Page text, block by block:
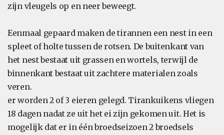
zijn vleugels op en neer beweegt.
Eenmaal gepaard maken de tirannen een nest in een
spleet of holte tussen de rotsen. De buitenkant van
het nest bestaat uit grassen en wortels, terwijl de
binnenkant bestaat uit zachtere materialen zoals
veren.
er worden 2 of 3 eieren gelegd. Tirankuikens vliegen
18 dagen nadat ze uit het ei zijn gekomen uit. Het is
mogelijk dat er in één broedseizoen 2 broedsels